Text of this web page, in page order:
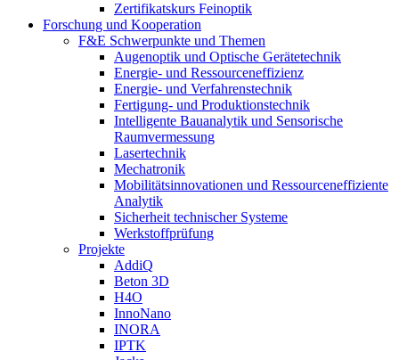
Zertifikatskurs Feinoptik
Forschung und Kooperation
F&E Schwerpunkte und Themen
Augenoptik und Optische Gerätetechnik
Energie- und Ressourceneffizienz
Energie- und Verfahrenstechnik
Fertigung- und Produktionstechnik
Intelligente Bauanalytik und Sensorische
Raumvermessung
Lasertechnik
Mechatronik
Mobilitätsinnovationen und Ressourceneffiziente
Analytik
Sicherheit technischer Systeme
Werkstoffprüfung
Projekte
AddiQ
Beton 3D
H4O
InnoNano
INORA
IPTK